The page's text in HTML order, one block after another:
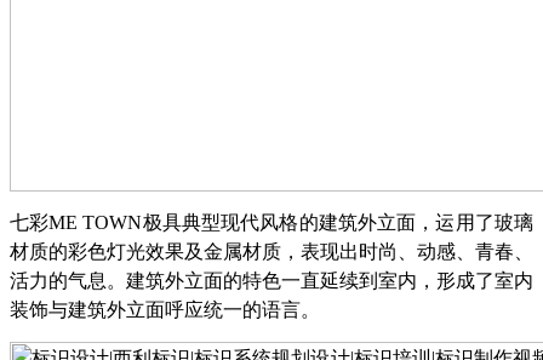
七彩ME TOWN极具典型现代风格的建筑外立面，运用了玻璃
材质的彩色灯光效果及金属材质，表现出时尚、动感、青春、
活力的气息。建筑外立面的特色一直延续到室内，形成了室内
装饰与建筑外立面呼应统一的语言。